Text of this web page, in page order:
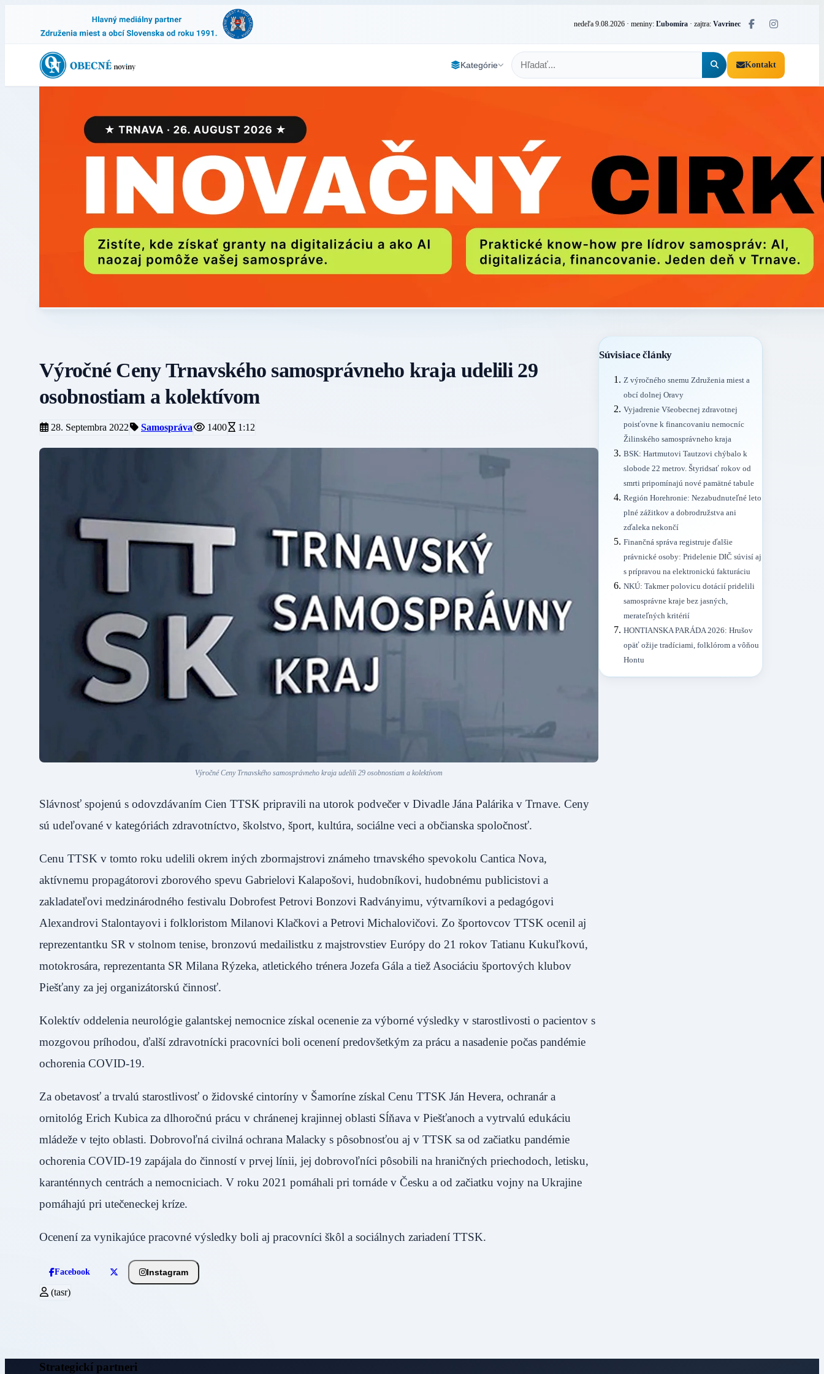
nedeľa 9.08.2026 · meniny: Ľubomíra · zajtra: Vavrinec
Kategórie Kontakt
Výročné Ceny Trnavského samosprávneho kraja udelili 29
osobnostiam a kolektívom
28. Septembra 2022 Samospráva 1400 1:12
Výročné Ceny Trnavského samosprávneho kraja udelili 29 osobnostiam a kolektívom
Slávnosť spojenú s odovzdávaním Cien TTSK pripravili na utorok podvečer v Divadle Jána Palárika v Trnave. Ceny
sú udeľované v kategóriách zdravotníctvo, školstvo, šport, kultúra, sociálne veci a občianska spoločnosť.
Cenu TTSK v tomto roku udelili okrem iných zbormajstrovi známeho trnavského spevokolu Cantica Nova,
aktívnemu propagátorovi zborového spevu Gabrielovi Kalapošovi, hudobníkovi, hudobnému publicistovi a
zakladateľovi medzinárodného festivalu Dobrofest Petrovi Bonzovi Radványimu, výtvarníkovi a pedagógovi
Alexandrovi Stalontayovi i folkloristom Milanovi Klačkovi a Petrovi Michalovičovi. Zo športovcov TTSK ocenil aj
reprezentantku SR v stolnom tenise, bronzovú medailistku z majstrovstiev Európy do 21 rokov Tatianu Kukuľkovú,
motokrosára, reprezentanta SR Milana Rýzeka, atletického trénera Jozefa Gála a tiež Asociáciu športových klubov
Piešťany za jej organizátorskú činnosť.
Kolektív oddelenia neurológie galantskej nemocnice získal ocenenie za výborné výsledky v starostlivosti o pacientov s
mozgovou príhodou, ďalší zdravotnícki pracovníci boli ocenení predovšetkým za prácu a nasadenie počas pandémie
ochorenia COVID-19.
Za obetavosť a trvalú starostlivosť o židovské cintoríny v Šamoríne získal Cenu TTSK Ján Hevera, ochranár a
ornitológ Erich Kubica za dlhoročnú prácu v chránenej krajinnej oblasti Sĺňava v Piešťanoch a vytrvalú edukáciu
mládeže v tejto oblasti. Dobrovoľná civilná ochrana Malacky s pôsobnosťou aj v TTSK sa od začiatku pandémie
ochorenia COVID-19 zapájala do činností v prvej línii, jej dobrovoľníci pôsobili na hraničných priechodoch, letisku,
karanténnych centrách a nemocniciach. V roku 2021 pomáhali pri tornáde v Česku a od začiatku vojny na Ukrajine
pomáhajú pri utečeneckej kríze.
Ocenení za vynikajúce pracovné výsledky boli aj pracovníci škôl a sociálnych zariadení TTSK.
Facebook Instagram
(tasr)
Súvisiace články
Z výročného snemu Združenia miest a
obcí dolnej Oravy
Vyjadrenie Všeobecnej zdravotnej
poisťovne k financovaniu nemocníc
Žilinského samosprávneho kraja
BSK: Hartmutovi Tautzovi chýbalo k
slobode 22 metrov. Štyridsať rokov od
smrti pripomínajú nové pamätné tabule
Región Horehronie: Nezabudnuteľné leto
plné zážitkov a dobrodružstva ani
zďaleka nekončí
Finančná správa registruje ďalšie
právnické osoby: Pridelenie DIČ súvisí aj
s prípravou na elektronickú fakturáciu
NKÚ: Takmer polovicu dotácií pridelili
samosprávne kraje bez jasných,
merateľných kritérií
HONTIANSKA PARÁDA 2026: Hrušov
opäť ožije tradíciami, folklórom a vôňou
Hontu
Strategickí partneri